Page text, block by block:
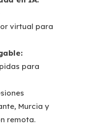
virtual para
para
Murcia y
remota.